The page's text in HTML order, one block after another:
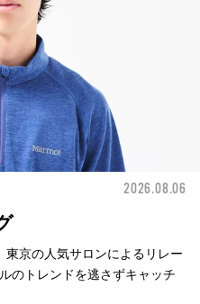
2026.08.06
京の人気サロンによるリレー
のトレンドを逃さずキャッチ